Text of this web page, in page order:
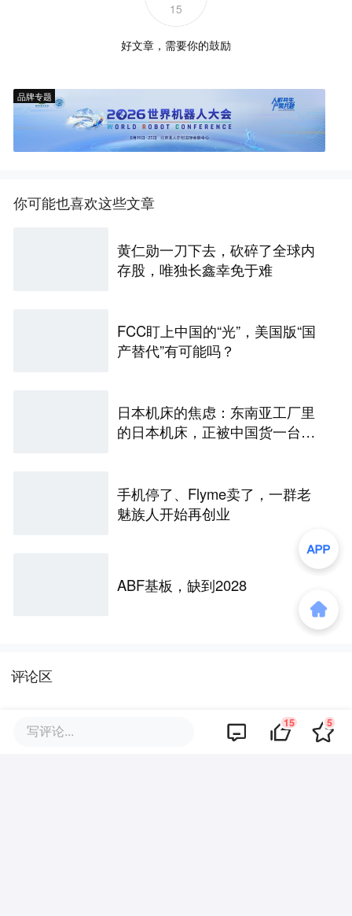
15
好文章，需要你的鼓励
品牌专题
你可能也喜欢这些文章
黄仁勋一刀下去，砍碎了全球内
存股，唯独长鑫幸免于难
FCC盯上中国的“光”，美国版“国
产替代”有可能吗？
日本机床的焦虑：东南亚工厂里
的日本机床，正被中国货一台台
手机停了、Flyme卖了，一群老
魅族人开始再创业
ABF基板，缺到2028
评论区
写评论... 15 5